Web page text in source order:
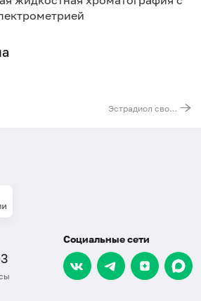
Эстрадиол свободный в слюне, ВЭЖХ
Социальные сети